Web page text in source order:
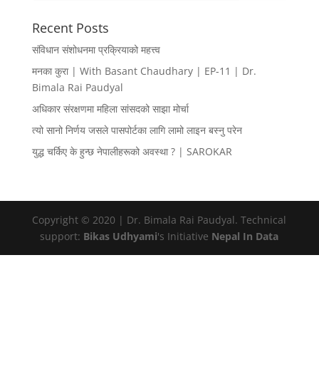
Recent Posts
संविधान संशोधनमा प्रक्रियाको महत्त्व
मनका कुरा | With Basant Chaudhary | EP-11 | Dr.
Bimala Rai Paudyal
अधिकार संरक्षणमा महिला सांसदको साझा मोर्चा
त्यो सानो निर्णय जसले पासपोर्टका लागि लामो लाइन बस्नु परेन
युद्ध चर्किए के हुन्छ नेपालीहरूको अवस्था ? | SAROKAR
Copyright © 2020 | Dr. Bimala Rai Paudyal. Technical
support: Bikas Udhyami's Initiative Nepal In Data